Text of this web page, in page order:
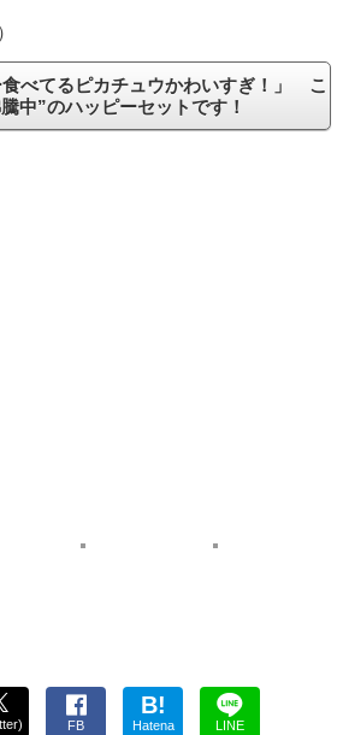
食べてるピカチュウかわいすぎ！」 こ
中”のハッピーセットです！
FB
B!
Hatena LINE